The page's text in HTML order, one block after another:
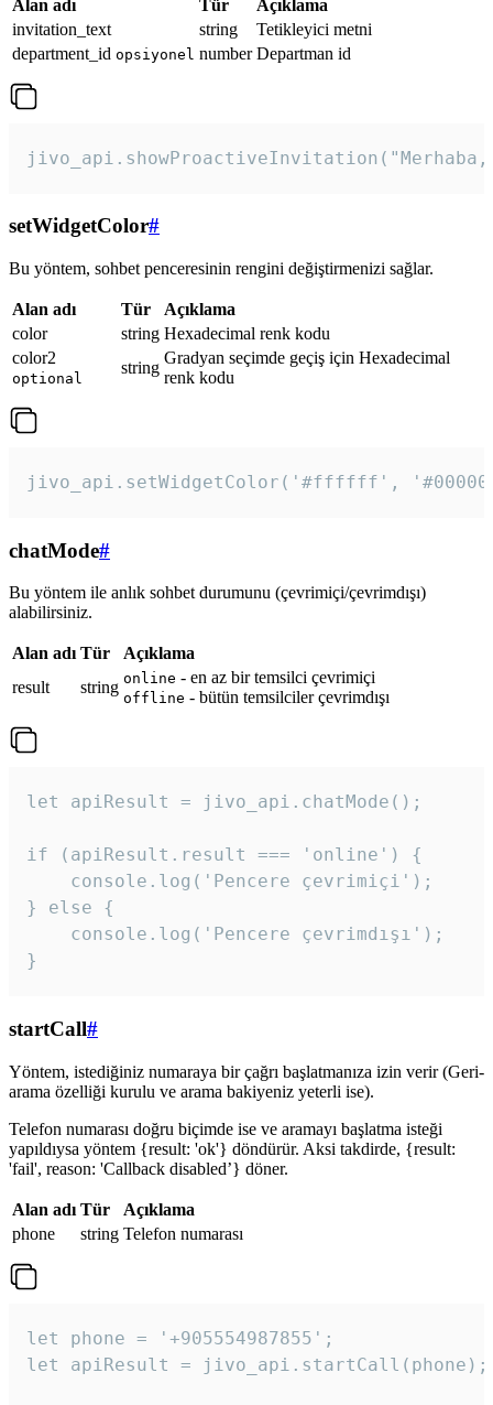
Alan adı Tür
Açıklama
invitation_text
string
Tetikleyici metni
department_id opsiyonel number Departman id
setWidgetColor#
Bu yöntem, sohbet penceresinin rengini değiştirmenizi sağlar.
Alan adı Tür
Açıklama
color
string Hexadecimal renk kodu
color2
optional
string
Gradyan seçimde geçiş için Hexadecimal
renk kodu
jivo_api.setWidgetColor('#ffffff',
chatMode#
Bu yöntem ile anlık sohbet durumunu (çevrimiçi/çevrimdışı)
alabilirsiniz.
Alan adı Tür
Açıklama
result
string online - en az bir temsilci çevrimiçi
offline - bütün temsilciler çevrimdışı
let apiResult = jivo_api.chatMode();
if (apiResult.result === 'online') {
    console.log('Pencere çevrimiçi');
} else {
    console.log('Pencere çevrimdışı');
}
startCall#
Yöntem, istediğiniz numaraya bir çağrı başlatmanıza izin verir (Geri-
arama özelliği kurulu ve arama bakiyeniz yeterli ise).
Telefon numarası doğru biçimde ise ve aramayı başlatma isteği
yapıldıysa yöntem {result: 'ok'} döndürür. Aksi takdirde, {result:
'fail', reason: 'Callback disabled’} döner.
Alan adı Tür
Açıklama
phone
string Telefon numarası
let phone = '+905554987855';
let apiResult = jivo_api.startCall(phone);